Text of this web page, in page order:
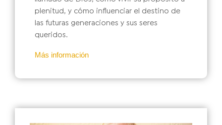
plenitud, y cómo influenciar el destino de
las futuras generaciones y sus seres
queridos.
Más información